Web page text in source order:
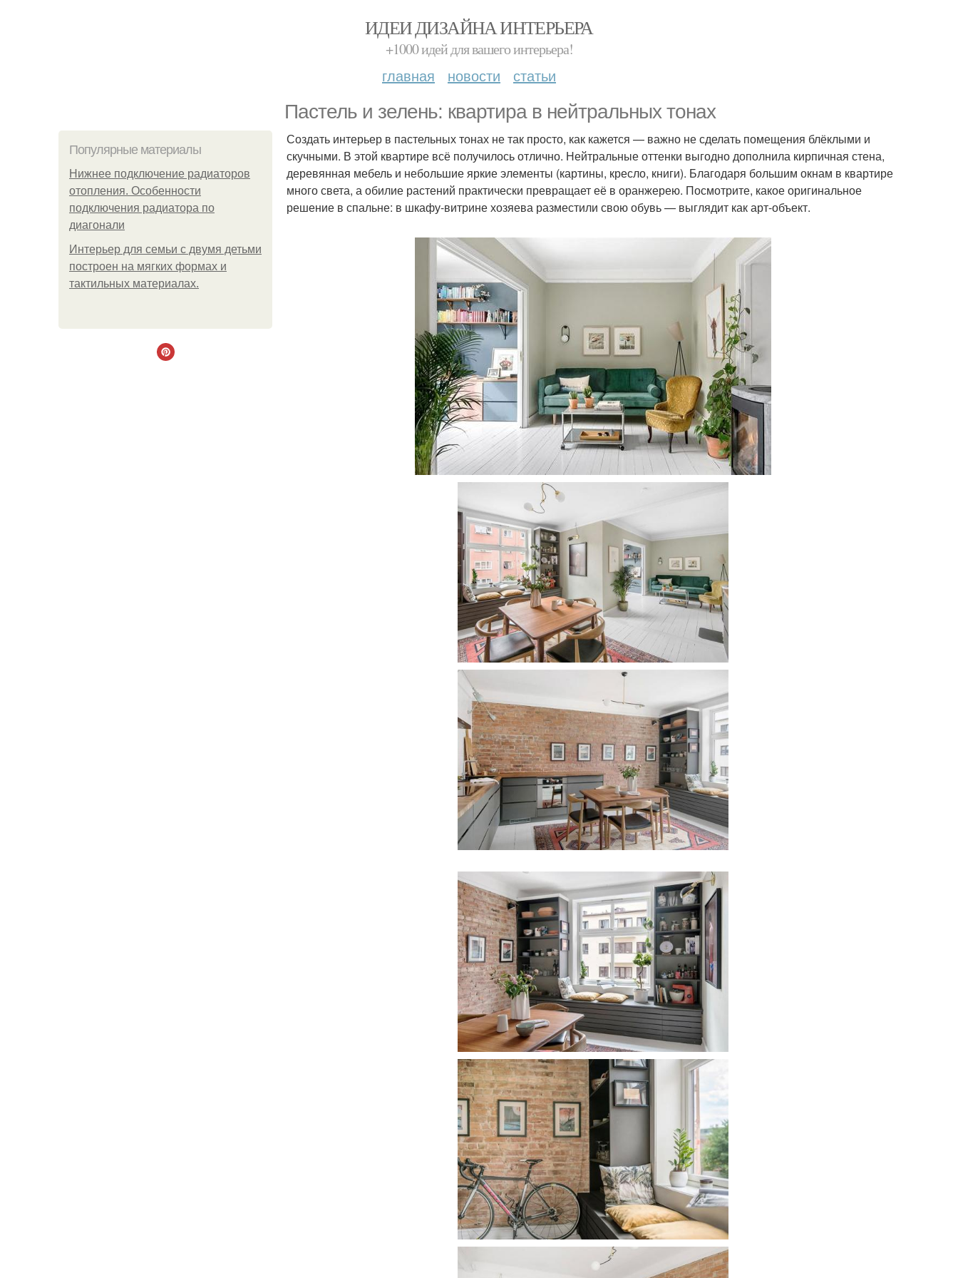
ИДЕИ ДИЗАЙНА ИНТЕРЬЕРА
+1000 идей для вашего интерьера!
главная новости статьи
Пастель и зелень: квартира в нейтральных тонах
Популярные материалы
Нижнее подключение радиаторов
отопления. Особенности
подключения радиатора по
диагонали
Интерьер для семьи с двумя детьми
построен на мягких формах и
тактильных материалах.
Создать интерьер в пастельных тонах не так просто, как кажется — важно не сделать помещения блёклыми и
скучными. В этой квартире всё получилось отлично. Нейтральные оттенки выгодно дополнила кирпичная стена,
деревянная мебель и небольшие яркие элементы (картины, кресло, книги). Благодаря большим окнам в квартире
много света, а обилие растений практически превращает её в оранжерею. Посмотрите, какое оригинальное
решение в спальне: в шкафу-витрине хозяева разместили свою обувь — выглядит как арт-объект.